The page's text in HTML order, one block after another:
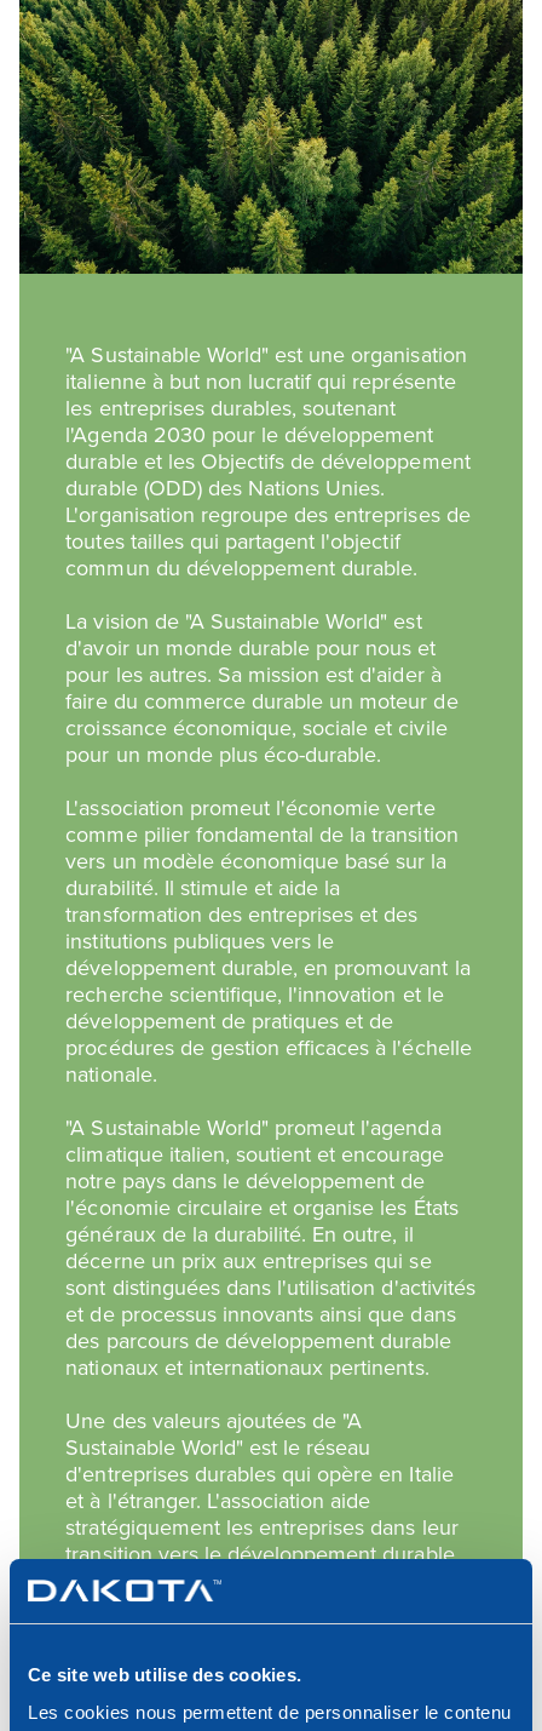
Ce site web utilise des cookies.
Les cookies nous permettent de personnaliser le contenu
"A Sustainable World" est une organisation
italienne à but non lucratif qui représente
les entreprises durables, soutenant
l'Agenda 2030 pour le développement
durable et les Objectifs de développement
durable (ODD) des Nations Unies.
L'organisation regroupe des entreprises de
toutes tailles qui partagent l'objectif
commun du développement durable.
La vision de "A Sustainable World" est
d'avoir un monde durable pour nous et
pour les autres. Sa mission est d'aider à
faire du commerce durable un moteur de
croissance économique, sociale et civile
pour un monde plus éco-durable.
L'association promeut l'économie verte
comme pilier fondamental de la transition
vers un modèle économique basé sur la
durabilité. Il stimule et aide la
transformation des entreprises et des
institutions publiques vers le
développement durable, en promouvant la
recherche scientifique, l'innovation et le
développement de pratiques et de
procédures de gestion efficaces à l'échelle
nationale.
"A Sustainable World" promeut l'agenda
climatique italien, soutient et encourage
notre pays dans le développement de
l'économie circulaire et organise les États
généraux de la durabilité. En outre, il
décerne un prix aux entreprises qui se
sont distinguées dans l'utilisation d'activités
et de processus innovants ainsi que dans
des parcours de développement durable
nationaux et internationaux pertinents.
Une des valeurs ajoutées de "A
Sustainable World" est le réseau
d'entreprises durables qui opère en Italie
et à l'étranger. L'association aide
stratégiquement les entreprises dans leur
transition vers le développement durable,
à travers des projets qui contribuent à
répondre aux exigences des ODD.